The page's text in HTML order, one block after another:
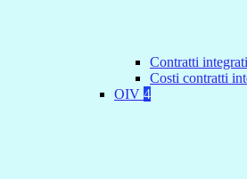
Contratti
Costi contratti
OIV 4